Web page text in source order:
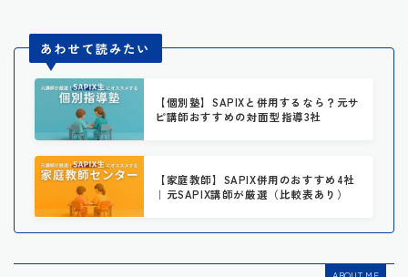
あわせて読みたい
【個別塾】SAPIXと併用するなら？元サ
ピ講師おすすめの対面型指導3社
【家庭教師】SAPIX併用のおすすめ4社
｜元SAPIX講師が厳選（比較表あり）